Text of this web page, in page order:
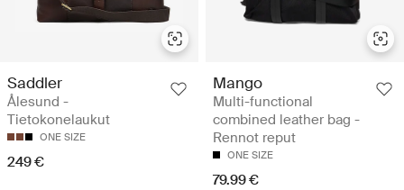
Saddler
Ålesund -
Tietokonelaukut
ONE SIZE
249 €
Mango
Multi-functional
combined leather bag -
Rennot reput
ONE SIZE
79.99 €